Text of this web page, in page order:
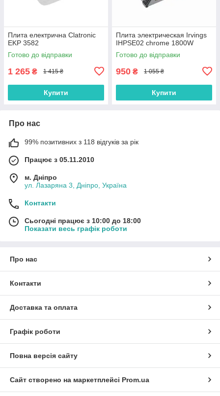
Плита електрична Clatronic
EKP 3582
Готово до відправки
1 265 ₴ 1 415 ₴
Купити
Плита электрическая Irvings
IHPSE02 chrome 1800W
Готово до відправки
950 ₴ 1 055 ₴
Купити
Про нас
99% позитивних з 118 відгуків за рік
Працює з 05.11.2010
м. Дніпро
ул. Лазаряна 3, Дніпро, Україна
Контакти
Сьогодні працює з 10:00 до 18:00
Показати весь графік роботи
Про нас
Контакти
Доставка та оплата
Графік роботи
Повна версія сайту
Сайт створено на маркетплейсі Prom.ua